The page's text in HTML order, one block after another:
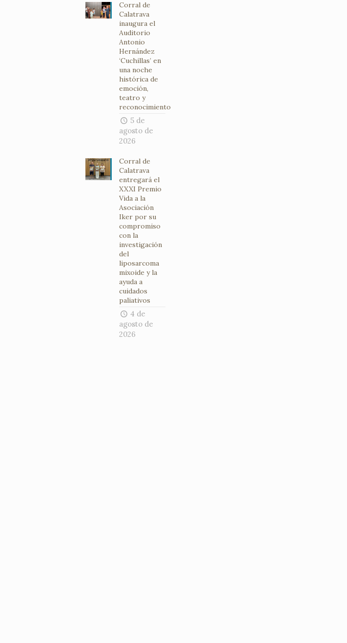
Corral de
Calatrava
inaugura el
Auditorio
Antonio
Hernández
‘Cuchillas’ en
una noche
histórica de
emoción,
teatro y
reconocimiento
5 de
agosto de
2026
Corral de
Calatrava
entregará el
XXXI Premio
Vida a la
Asociación
Iker por su
compromiso
con la
investigación
del
liposarcoma
mixoide y la
ayuda a
cuidados
paliativos
4 de
agosto de
2026